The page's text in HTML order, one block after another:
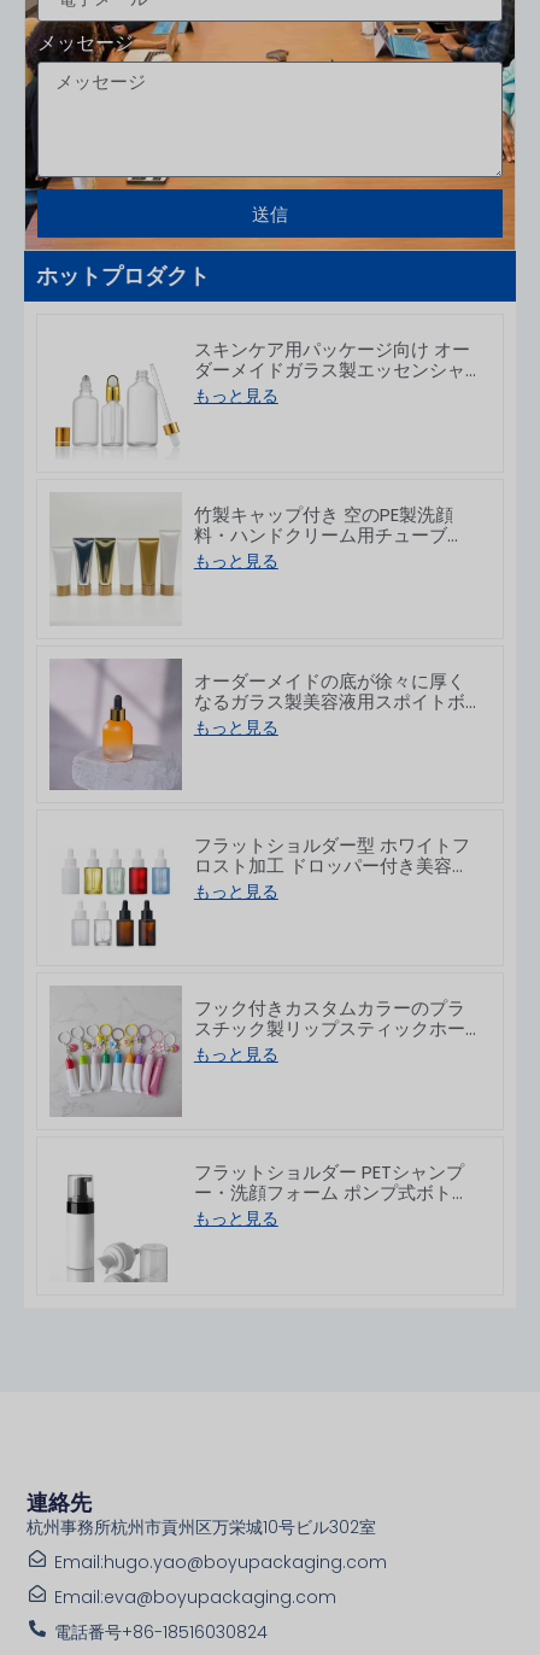
メッセージ
送信
ホットプロダクト
スキンケア用パッケージ向け オー
ダーメイドガラス製エッセンシャ
ルオイルドロッパーボトル 5～
100ml
もっと見る
竹製キャップ付き 空のPE製洗顔
料・ハンドクリーム用チューブ
50/80/100/150g
もっと見る
オーダーメイドの底が徐々に厚く
なるガラス製美容液用スポイトボ
トル 30ml
もっと見る
フラットショルダー型 ホワイトフ
ロスト加工 ドロッパー付き美容液
用ガラス瓶
10/30/50/60/80/100ml
もっと見る
フック付きカスタムカラーのプラ
スチック製リップスティックホー
スチューブ 8/15g
もっと見る
フラットショルダー PETシャンプ
ー・洗顔フォーム ポンプ式ボトル
150/200ml
もっと見る
連絡先
杭州事務所杭州市貢州区万栄城10号ビル302室
Email:hugo.yao@boyupackaging.com
Email:eva@boyupackaging.com
電話番号+86-18516030824